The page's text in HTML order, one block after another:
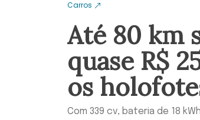
Carros
Até 80 km
quase R$
os
Com 339 cv, bateria de 18